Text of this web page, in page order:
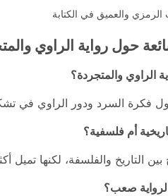
الرمزي والعميق في الكتابة
حول رواية الراوي
الراوي والمتجردة؟
فكرة السرد ودور الراوي في
أم فلسفية؟
التاريخ والفلسفة، لكنها
صعب؟